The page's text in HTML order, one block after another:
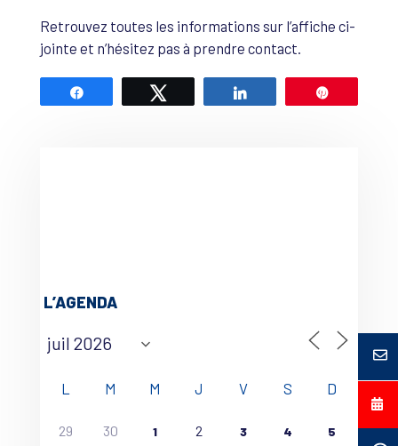
Retrouvez toutes les informations sur l’affiche ci-
jointe et n’hésitez pas à prendre contact.
L’AGENDA
L M M J V S D
29 30 1 2 3 4 5